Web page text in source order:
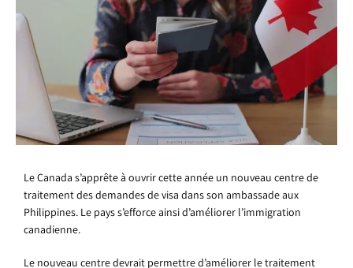
Le Canada s’apprête à ouvrir cette année un nouveau centre de
traitement des demandes de visa dans son ambassade aux
Philippines. Le pays s’efforce ainsi d’améliorer l’immigration
canadienne.
Le nouveau centre devrait permettre d’améliorer le traitement